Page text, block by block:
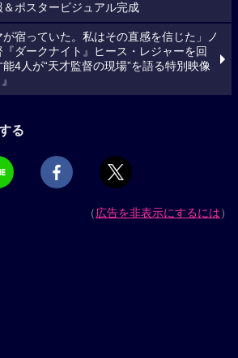
＆ポスタービジュアル完成
が宿っていた。私はその直感を信じた」ノ
『ダークナイト』ヒース・レジャーを回
4人が“天才監督の現場”を語る特別映像
る
（広告を非表示にするには）